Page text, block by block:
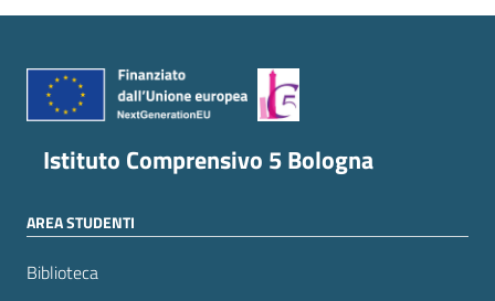
Istituto Comprensivo 5 Bologna
AREA STUDENTI
Biblioteca